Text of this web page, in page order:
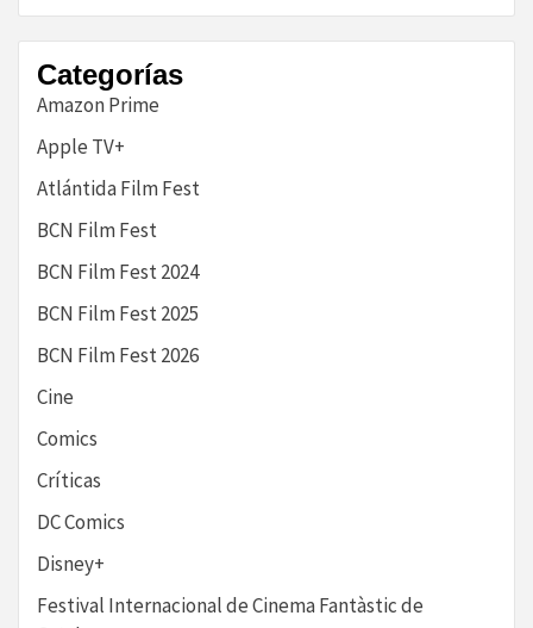
historia
Categorías
Amazon Prime
Apple TV+
Atlántida Film Fest
BCN Film Fest
BCN Film Fest 2024
BCN Film Fest 2025
BCN Film Fest 2026
Cine
Comics
Críticas
DC Comics
Disney+
Festival Internacional de Cinema Fantàstic de